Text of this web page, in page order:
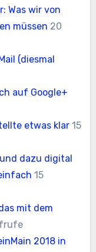
Was wir von
müssen 20
(diesmal
auf Google+
etwas klar 15
dazu digital
15
mit dem
2018 in